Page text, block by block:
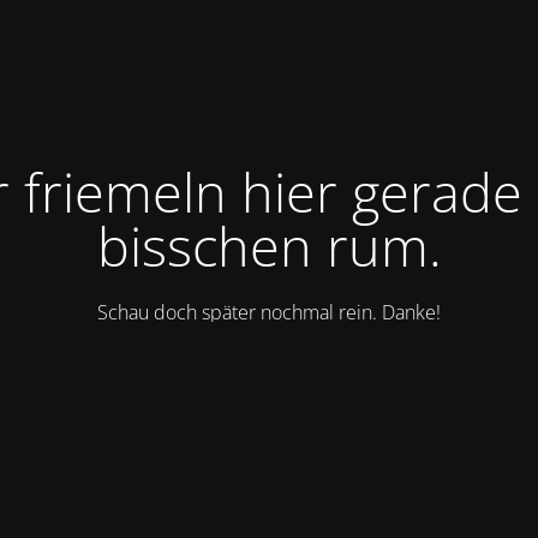
friemeln hier gerade
bisschen rum.
Schau doch später nochmal rein. Danke!